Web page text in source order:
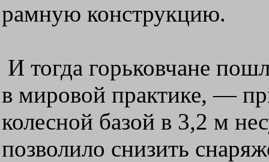
рамную конструкцию.
И тогда горьковчане
в мировой практике, —
колесной базой в 3,2 м
позволило снизить